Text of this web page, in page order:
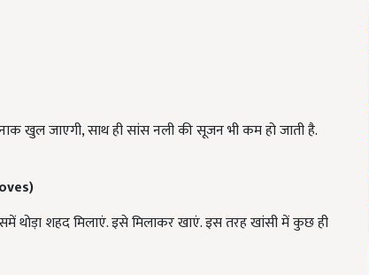
खुल जाएगी, साथ ही सांस नली की सूजन भी कम हो जाती है.
)
थोड़ा शहद मिलाएं. इसे मिलाकर खाएं. इस तरह खांसी में कुछ ही